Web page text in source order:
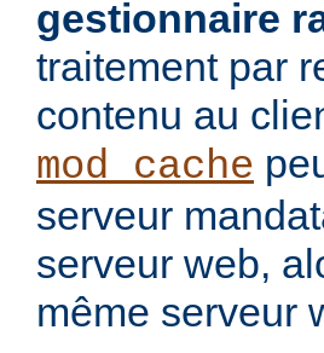
gestionnaire
traitement par
contenu au
mod_cache
serveur
serveur web,
même serveur